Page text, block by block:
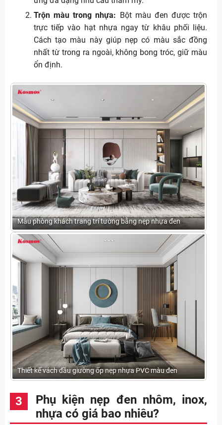
Trộn màu trong nhựa: Bột màu đen được trộn
trực tiếp vào hạt nhựa ngay từ khâu phối liệu.
Cách tạo màu này giúp nẹp có màu sắc đồng
nhất từ trong ra ngoài, không bong tróc, giữ màu
ổn định.
Mẫu phòng khách trang trí tường bằng nẹp nhựa đen
Thiết kế vách đầu giường ốp nẹp nhựa PVC màu đen
Phụ kiện nẹp đen nhôm, inox,
nhựa có giá bao nhiêu?